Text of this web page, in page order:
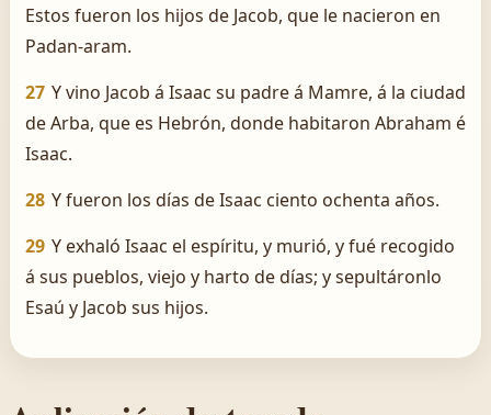
Estos fueron los hijos de Jacob, que le nacieron en
Padan-aram.
27 Y vino Jacob á Isaac su padre á Mamre, á la ciudad
de Arba, que es Hebrón, donde habitaron Abraham é
Isaac.
28 Y fueron los días de Isaac ciento ochenta años.
29 Y exhaló Isaac el espíritu, y murió, y fué recogido
á sus pueblos, viejo y harto de días; y sepultáronlo
Esaú y Jacob sus hijos.